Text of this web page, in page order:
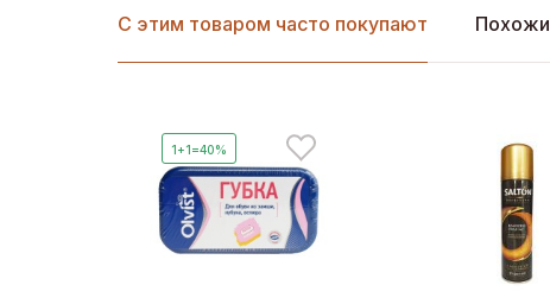
С этим товаром часто покупают
1+1=40%